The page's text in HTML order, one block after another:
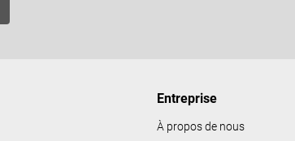
Entreprise
À propos de nous